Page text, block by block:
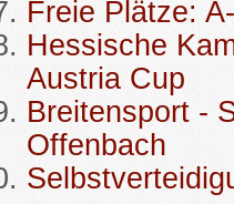
Freie Plätze:
Hessische
Austria Cup
Breitensport -
Offenbach